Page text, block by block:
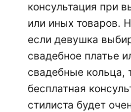
консультация при
или иных товаров.
если девушка
свадебное платье
свадебные кольца,
бесплатная
стилиста будет